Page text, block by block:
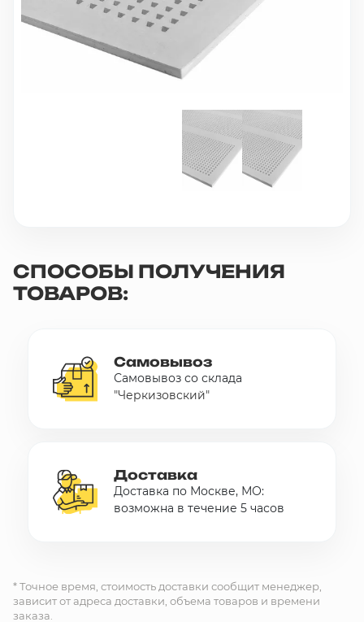
Все бренды
Контакты
СПОСОБЫ ПОЛУЧЕНИЯ
ТОВАРОВ:
Самовывоз
Самовывоз со склада
"Черкизовский"
Доставка
Доставка по Москве, МО:
возможна в течение 5 часов
* Точное время, стоимость доставки сообщит менеджер,
зависит от адреса доставки, объема товаров и времени
заказа.